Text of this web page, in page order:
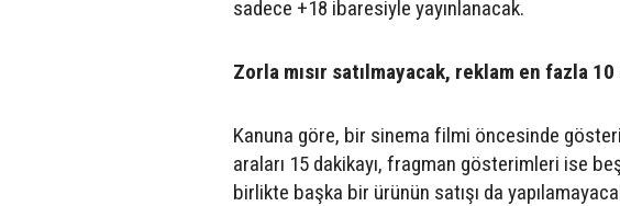
sadece +18 ibaresiyle yayınlanacak.
Zorla mısır satılmayacak, reklam en fazla
Kanuna göre, bir sinema filmi öncesinde
araları 15 dakikayı, fragman gösterimleri ise
birlikte başka bir ürünün satışı da